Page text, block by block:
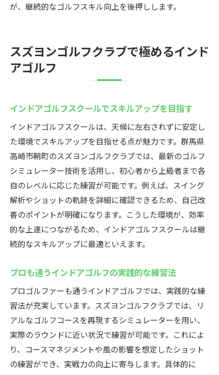
が、継続的なゴルフスキル向上を後押しします。
スズヨンゴルフクラブで極めるインド
アゴルフ
インドアゴルフスクールでスキルアップを目指す
インドアゴルフスクールは、天候に左右されずに安定し
た環境でスキルアップを目指せる点が魅力です。群馬県
高崎市鞘町のスズヨンゴルフクラブでは、最新のゴルフ
シミュレーター技術を活用し、初心者から上級者まで各
自のレベルに応じた練習が可能です。例えば、スイング
解析やショットの軌跡を詳細に確認できるため、自己改
善のポイントが明確になります。こうした環境が、効率
的な上達につながるため、インドアゴルフスクールは継
続的なスキルアップに最適といえます。
プロも通うインドアゴルフの実践的な練習法
プロゴルファーも通うインドアゴルフでは、実践的な練
習法が充実しています。スズヨンゴルフクラブでは、リ
アルなゴルフコースを再現するシミュレーターを用い、
実際のラウンドに近い状況で練習が可能です。これによ
り、コースマネジメントや風の影響を想定したショット
の練習ができ、実戦力の向上に寄与します。具体的に